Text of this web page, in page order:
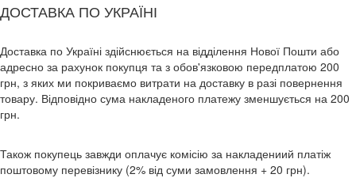
ДОСТАВКА ПО УКРАЇНІ
Доставка по Україні здійснюється на відділення Нової Пошти або
адресно за рахунок покупця та з обов'язковою передплатою 200
грн, з яких ми покриваємо витрати на доставку в разі повернення
товару. Відповідно сума накладеного платежу зменшується на 200
грн.
Також покупець завжди оплачує комісію за накладениий платіж
поштовому перевізнику (2% від суми замовлення + 20 грн).